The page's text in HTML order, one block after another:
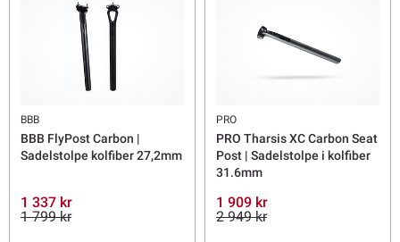
BBB
BBB FlyPost Carbon |
Sadelstolpe kolfiber 27,2mm
1 337 kr
1 799 kr
PRO
PRO Tharsis XC Carbon Seat
Post | Sadelstolpe i kolfiber
31.6mm
1 909 kr
2 949 kr